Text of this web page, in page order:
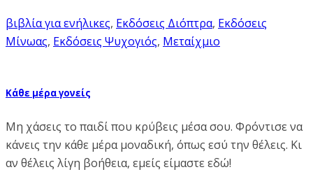
βιβλία για ενήλικες, Εκδόσεις Διόπτρα, Εκδόσεις
Μίνωας, Εκδόσεις Ψυχογιός, Μεταίχμιο
Κάθε μέρα γονείς
Μη χάσεις το παιδί που κρύβεις μέσα σου. Φρόντισε να
κάνεις την κάθε μέρα μοναδική, όπως εσύ την θέλεις. Κι
αν θέλεις λίγη βοήθεια, εμείς είμαστε εδώ!